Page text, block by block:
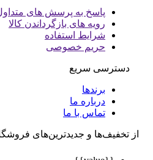
پاسخ به پرسش های متداول
رویه های بازگرداندن کالا
شرایط استفاده
حریم خصوصی
دسترسی سریع
برندها
درباره ما
تماس با ما
تخفیف‌ها و جدیدترین‌های فروشگاه ما